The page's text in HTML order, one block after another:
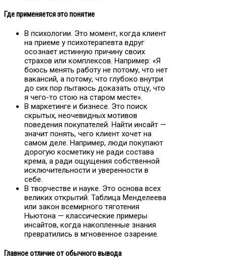
Где применяется это понятие
В психологии. Это момент, когда клиент
на приеме у психотерапевта вдруг
осознает истинную причину своих
страхов или комплексов. Например: «Я
боюсь менять работу не потому, что нет
вакансий, а потому, что глубоко внутри
до сих пор пытаюсь доказать отцу, что
я чего-то стою на старом месте».
В маркетинге и бизнесе. Это поиск
скрытых, неочевидных мотивов
поведения покупателей. Найти инсайт —
значит понять, чего клиент хочет на
самом деле. Например, люди покупают
дорогую косметику не ради состава
крема, а ради ощущения собственной
исключительности и уверенности в
себе.
В творчестве и науке. Это основа всех
великих открытий. Таблица Менделеева
или закон всемирного тяготения
Ньютона — классические примеры
инсайтов, когда накопленные знания
превратились в мгновенное озарение.
Главное отличие от обычного вывода